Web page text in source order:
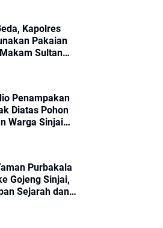
Kapolres
Pakaian
Sultan
Penampakan
Diatas Pohon
Warga Sinjai
Purbakala
Gojeng Sinjai,
Sejarah dan